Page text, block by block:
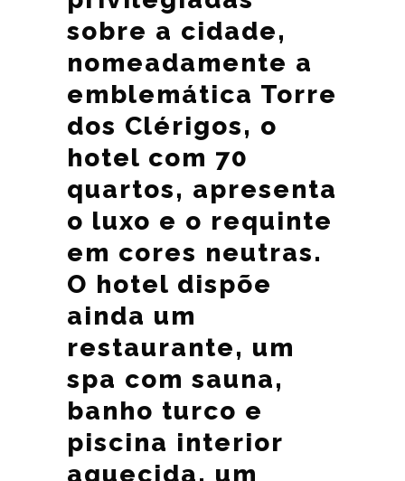
sobre a cidade,
nomeadamente a
emblemática Torre
dos Clérigos, o
hotel com 70
quartos, apresenta
o luxo e o requinte
em cores neutras.
O hotel dispõe
ainda um
restaurante, um
spa com sauna,
banho turco e
piscina interior
aquecida, um